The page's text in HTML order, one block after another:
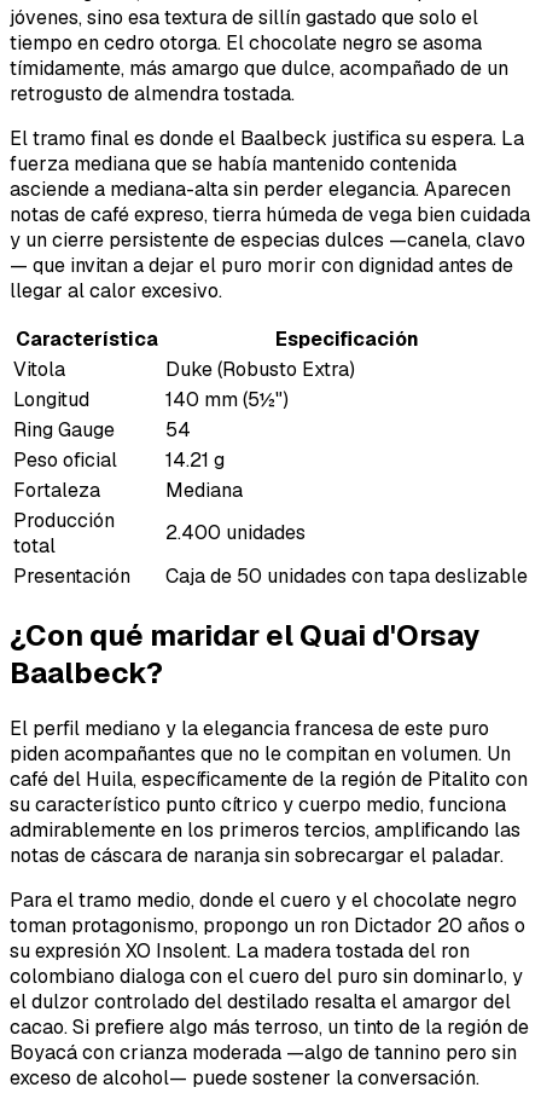
jóvenes, sino esa textura de sillín gastado que solo el
tiempo en cedro otorga. El chocolate negro se asoma
tímidamente, más amargo que dulce, acompañado de un
retrogusto de almendra tostada.
El tramo final es donde el Baalbeck justifica su espera. La
fuerza mediana que se había mantenido contenida
asciende a mediana-alta sin perder elegancia. Aparecen
notas de café expreso, tierra húmeda de vega bien cuidada
y un cierre persistente de especias dulces —canela, clavo
— que invitan a dejar el puro morir con dignidad antes de
llegar al calor excesivo.
Característica
Especificación
Vitola
Duke (Robusto Extra)
Longitud
140 mm (5½")
Ring Gauge
54
Peso oficial
14.21 g
Fortaleza
Mediana
Producción
total
2.400 unidades
Presentación
Caja de 50 unidades con tapa deslizable
¿Con qué maridar el Quai d'Orsay
Baalbeck?
El perfil mediano y la elegancia francesa de este puro
piden acompañantes que no le compitan en volumen. Un
café del Huila, específicamente de la región de Pitalito con
su característico punto cítrico y cuerpo medio, funciona
admirablemente en los primeros tercios, amplificando las
notas de cáscara de naranja sin sobrecargar el paladar.
Para el tramo medio, donde el cuero y el chocolate negro
toman protagonismo, propongo un ron Dictador 20 años o
su expresión XO Insolent. La madera tostada del ron
colombiano dialoga con el cuero del puro sin dominarlo, y
el dulzor controlado del destilado resalta el amargor del
cacao. Si prefiere algo más terroso, un tinto de la región de
Boyacá con crianza moderada —algo de tannino pero sin
exceso de alcohol— puede sostener la conversación.